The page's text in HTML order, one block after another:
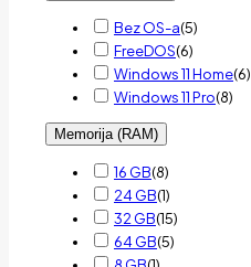
Bez OS-a(5)
FreeDOS(6)
Windows 11 Home(6)
Windows 11 Pro(8)
Memorija (RAM)
16 GB(8)
24 GB(1)
32 GB(15)
64 GB(5)